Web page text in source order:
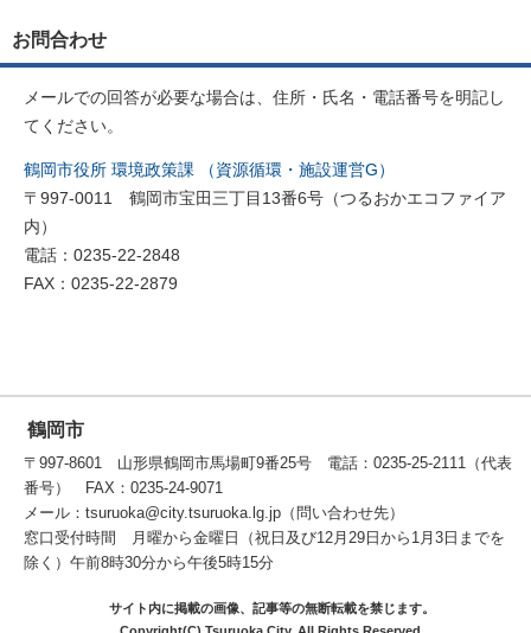
お問合わせ
メールでの回答が必要な場合は、住所・氏名・電話番号を明記し
てください。
鶴岡市役所 環境政策課 （資源循環・施設運営G）
〒997-0011 鶴岡市宝田三丁目13番6号（つるおかエコファイア
内）
電話：0235-22-2848
FAX：0235-22-2879
鶴岡市
〒997-8601 山形県鶴岡市馬場町9番25号 電話：0235-25-2111（代表
番号） FAX：0235-24-9071
メール：tsuruoka@city.tsuruoka.lg.jp（問い合わせ先）
窓口受付時間 月曜から金曜日（祝日及び12月29日から1月3日までを
除く）午前8時30分から午後5時15分
サイト内に掲載の画像、記事等の無断転載を禁じます。